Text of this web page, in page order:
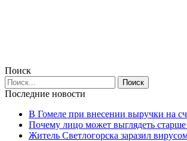
Поиск
Последние новости
В Гомеле при внесении выручки на
Почему лицо может выглядеть
Житель Светлогорска заразил